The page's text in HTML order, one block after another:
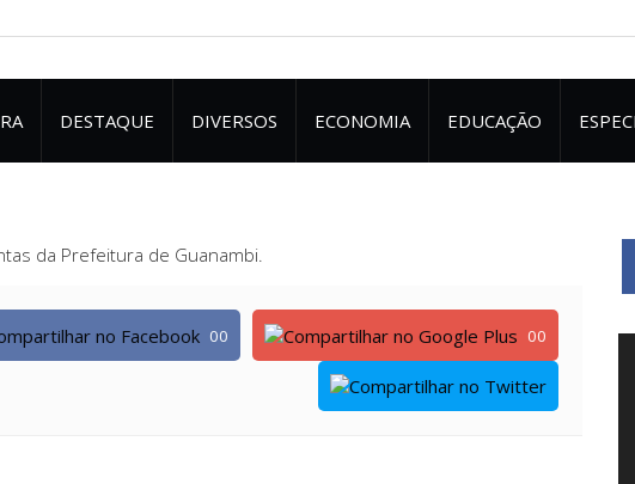
DESTAQUE DIVERSOS ECONOMIA EDUCAÇÃO
00 00